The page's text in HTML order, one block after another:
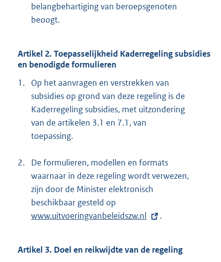
belangbehartiging van beroepsgenoten
beoogt.
Artikel 2. Toepasselijkheid Kaderregeling subsidies
en benodigde formulieren
1.
Op het aanvragen en verstrekken van
subsidies op grond van deze regeling is de
Kaderregeling subsidies, met uitzondering
van de artikelen 3.1 en 7.1, van
toepassing.
2.
De formulieren, modellen en formats
waarnaar in deze regeling wordt verwezen,
zijn door de Minister elektronisch
beschikbaar gesteld op
x
r
www.uitvoeringvanbeleidszw.nl .
Artikel 3. Doel en reikwijdte van de regeling